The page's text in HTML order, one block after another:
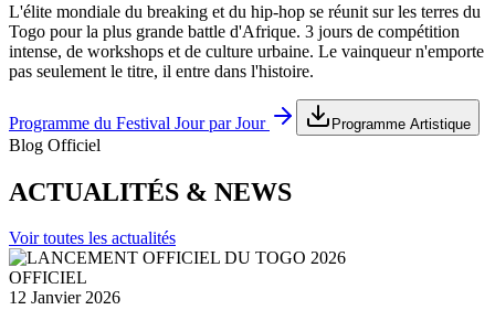
L'élite mondiale du breaking et du hip-hop se réunit sur les terres du
Togo pour la plus grande battle d'Afrique. 3 jours de compétition
intense, de workshops et de culture urbaine. Le vainqueur n'emporte
pas seulement le titre, il entre dans l'histoire.
Programme du Festival Jour par Jour Programme Artistique
Blog Officiel
ACTUALITÉS & NEWS
Voir toutes les actualités
OFFICIEL
12 Janvier 2026